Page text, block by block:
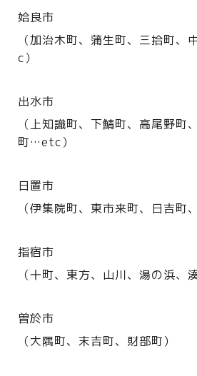
姶良市
（加治木町、蒲生町、三拾町
c）
出水市
（上知識町、下鯖町、高尾野町
町…etc）
日置市
（伊集院町、東市来町、日吉町
指宿市
（十町、東方、山川、湯の浜、
曽於市
（大隅町、末吉町、財部町）